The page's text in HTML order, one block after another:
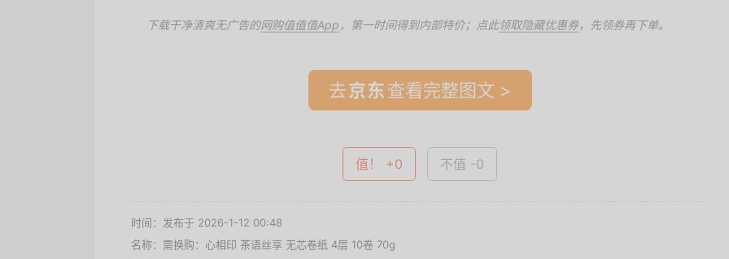
下载干净清爽无广告的网购值值值App ，第一时间得到内部特价；点此领取隐藏优惠券，先领券再下单。
去 查看完整图文 >
值！ +0 不值 -0
时间：发布于 2026-1-12 00:48
名称： 需换购：心相印 茶语丝享 无芯卷纸 4层 10卷 70g